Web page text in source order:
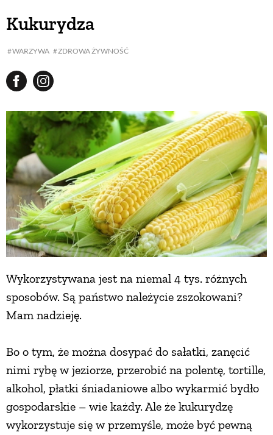
Kukurydza
WARZYWA ZDROWA ŻYWNOŚĆ
Wykorzystywana jest na niemal 4 tys. różnych
sposobów. Są państwo należycie zszokowani?
Mam nadzieję.
Bo o tym, że można dosypać do sałatki, zanęcić
nimi rybę w jeziorze, przerobić na polentę, tortille,
alkohol, płatki śniadaniowe albo wykarmić bydło
gospodarskie – wie każdy. Ale że kukurydzę
wykorzystuje się w przemyśle, może być pewną